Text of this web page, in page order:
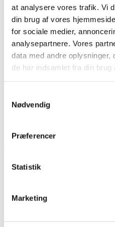
at analysere vores trafik. Vi
din brug af vores
for sociale medier,
analysepartnere. Vores
data med andre oplysninger,
de har indsamlet fra din brug
Nødvendig
Præferencer
Statistik
Marketing
Information
Handelsbetingelser
Fortrydelsesret
Beregnere
Oversigt
Om os
Grill Event - Nordens Største
Sponsorliste